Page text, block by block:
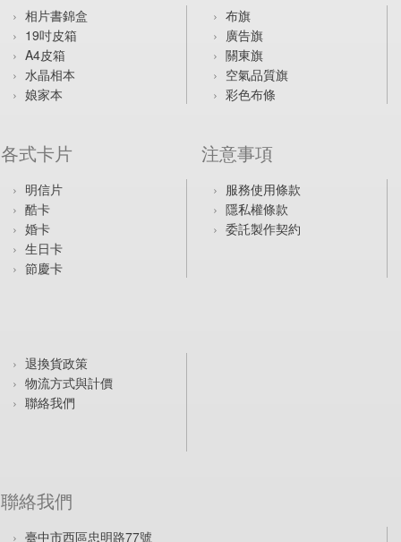
相片書錦盒
19吋皮箱
A4皮箱
水晶相本
娘家本
布旗
廣告旗
關東旗
空氣品質旗
彩色布條
各式卡片
明信片
酷卡
婚卡
生日卡
節慶卡
注意事項
服務使用條款
隱私權條款
委託製作契約
退換貨政策
物流方式與計價
聯絡我們
聯絡我們
臺中市西區忠明路77號